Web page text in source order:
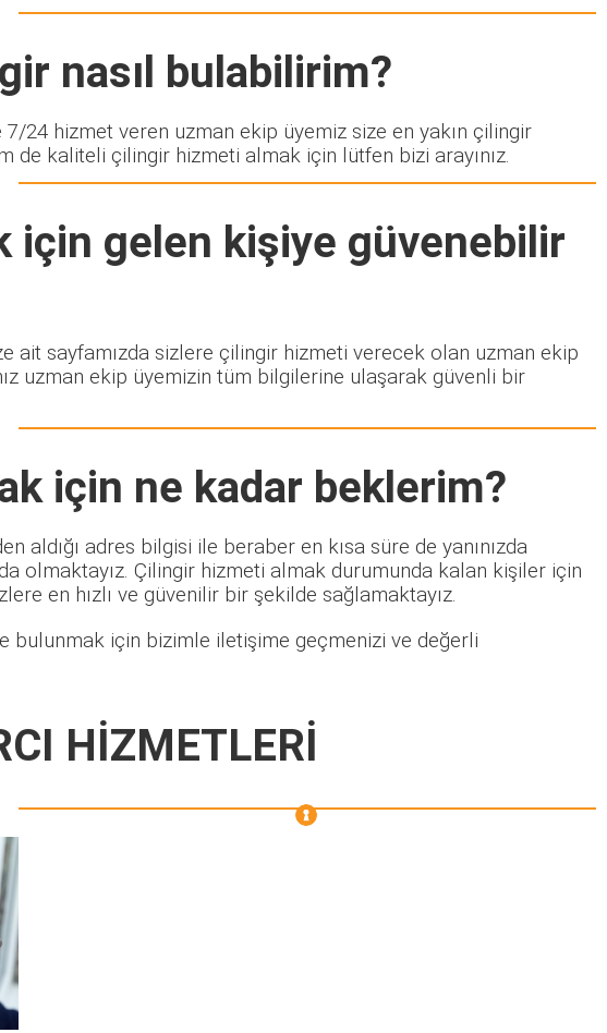
nasıl bulabilirim?
24 hizmet veren uzman ekip üyemiz size en yakın çilingir
kaliteli çilingir hizmeti almak için lütfen bizi arayınız.
için gelen kişiye güvenebilir
ait sayfamızda sizlere çilingir hizmeti verecek olan uzman ekip
uzman ekip üyemizin tüm bilgilerine ulaşarak güvenli bir
için ne kadar beklerim?
aldığı adres bilgisi ile beraber en kısa süre de yanınızda
olmaktayız. Çilingir hizmeti almak durumunda kalan kişiler için
en hızlı ve güvenilir bir şekilde sağlamaktayız.
bulunmak için bizimle iletişime geçmenizi ve değerli
HİZMETLERİ